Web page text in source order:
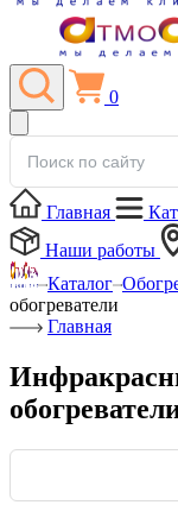
0
Главная
Наши работы
Каталог
обогреватели
Главная